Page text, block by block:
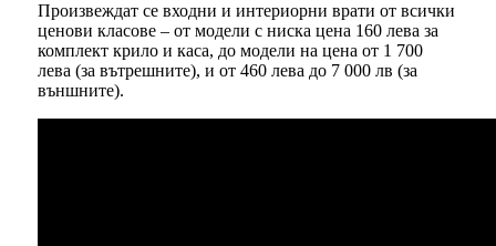
Произвеждат се входни и интериорни врати от всички
ценови класове – от модели с ниска цена 160 лева за
комплект крило и каса, до модели на цена от 1 700
лева (за вътрешните), и от 460 лева до 7 000 лв (за
външните).